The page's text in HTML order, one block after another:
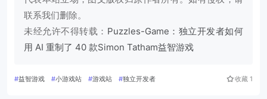
联系我们删除。
未经允许不得转载： Puzzles-Game：独立开发者如何
用 AI 重制了 40 款Simon Tatham益智游戏
#益智游戏 #小游戏站 #游戏站 #独立开发者 收藏 1